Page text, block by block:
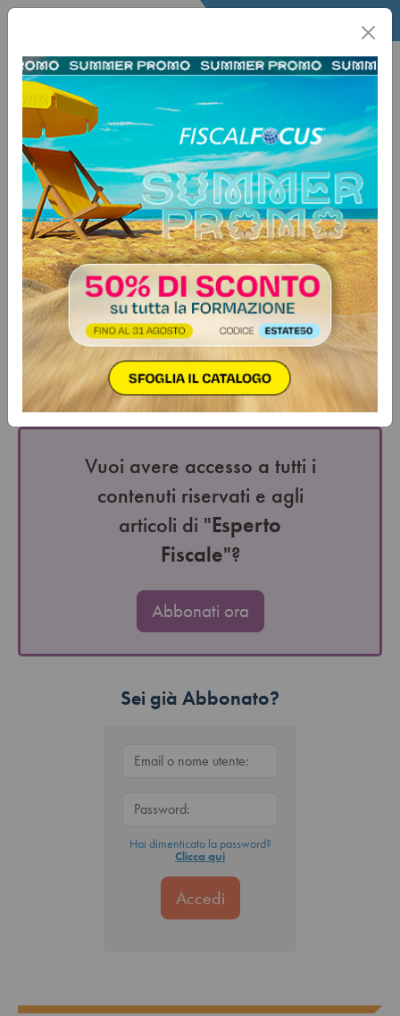
Home L’Esperto L'Esperto Casi Fiscali
21 giugno 2021
Categorie: Agevolazioni Imprese
Tax credit locazioni Sostegni bis:
comuni calamitati
Autore:Serena Pastore
Domanda- Per quanto riguarda il tax credit locazioni 2021
per le strutture alberghiere e agrituristiche, le agenzie di
viaggio e i tour operator, il credito spetta anche in assenza
dei requisiti ai soggetti che alla data di dichiarazione dello
stato di emergenza da COVID-19 avevano domicilio
fiscale…
Vuoi avere accesso a tutti i
contenuti riservati e agli
articoli di "Esperto
Fiscale"?
Abbonati ora
Sei già Abbonato?
Hai dimenticato la password?
Clicca qui